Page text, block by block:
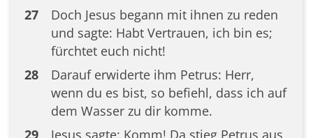
27
Doch Jesus begann mit ihnen zu reden
und sagte: Habt Vertrauen, ich bin es;
fürchtet euch nicht!
28
Darauf erwiderte ihm Petrus: Herr,
wenn du es bist, so befiehl, dass ich auf
dem Wasser zu dir komme.
29
Jesus sagte: Komm! Da stieg Petrus aus